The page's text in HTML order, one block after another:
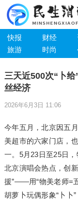
快报 财经
旅游
时尚
三天近500次“卜
丝经济
2026年6月3日 11:06
今年五月，北京因五
美超市的六家门店，
一。5月23日至25日
北京演唱会热点，创
援”——用“物美老师=
胡萝卜玩偶形象“卜卜